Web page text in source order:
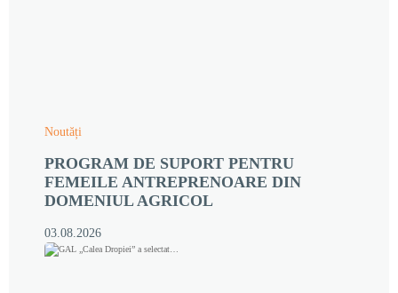
Noutăți
PROGRAM DE SUPORT PENTRU
FEMEILE ANTREPRENOARE DIN
DOMENIUL AGRICOL
03.08.2026